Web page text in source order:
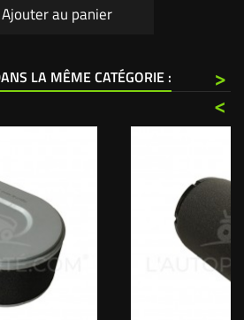
Ajouter au panier
LA MÊME CATÉGORIE :
>
<